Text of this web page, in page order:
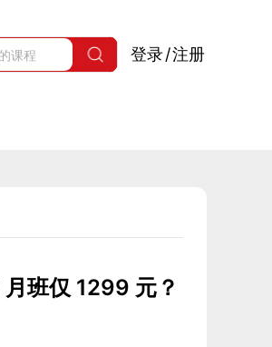
元？ 登录/注册
班仅 1299 元？